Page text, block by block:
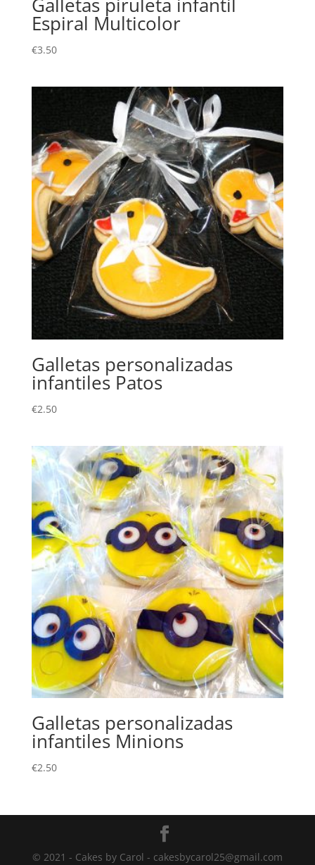
Espiral Multicolor
€3.50
Galletas personalizadas
infantiles Patos
€2.50
Galletas personalizadas
infantiles Minions
€2.50
© 2021 - Cakes by Carol - cakesbycarol25@gmail.com